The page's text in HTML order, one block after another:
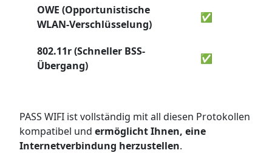
OWE (Opportunistische
WLAN-Verschlüsselung)
✅
802.11r (Schneller BSS-
Übergang)
✅
PASS WIFI ist vollständig mit all diesen Protokollen
kompatibel und ermöglicht Ihnen, eine
Internetverbindung herzustellen.